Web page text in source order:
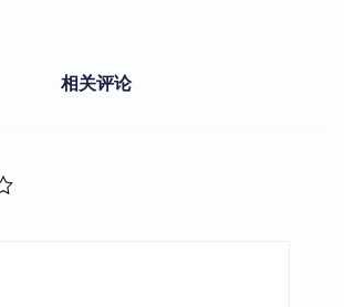
相关评论